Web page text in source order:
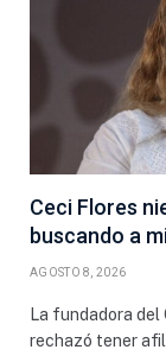
Ceci Flores
buscando a
AGOSTO 8, 2026
La fundadora del
rechazó tener